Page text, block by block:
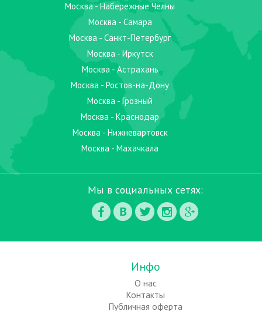
Москва - Набережные Челны
Москва - Самара
Москва - Санкт-Петербург
Москва - Иркутск
Москва - Астрахань
Москва - Ростов-на-Дону
Москва - Грозный
Москва - Краснодар
Москва - Нижневартовск
Москва - Махачкала
Мы в социальных сетях:
Инфо
О нас
Контакты
Публичная оферта